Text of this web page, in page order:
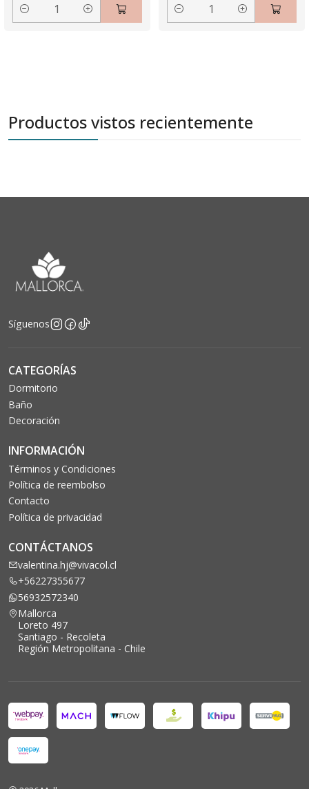
Cantidad Cantidad
Productos vistos recientemente
Síguenos
CATEGORÍAS
Dormitorio
Baño
Decoración
INFORMACIÓN
Términos y Condiciones
Política de reembolso
Contacto
Política de privacidad
CONTÁCTANOS
valentina.hj@vivacol.cl
+56227355677
56932572340
Mallorca
Loreto 497
Santiago - Recoleta
Región Metropolitana - Chile